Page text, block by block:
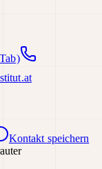
Kontakt speichern